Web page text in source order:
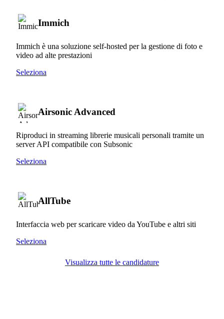
Immich
Immich è una soluzione self-hosted per la gestione di foto e
video ad alte prestazioni
Seleziona
Airsonic Advanced
Riproduci in streaming librerie musicali personali tramite un
server API compatibile con Subsonic
Seleziona
AllTube
Interfaccia web per scaricare video da YouTube e altri siti
Seleziona
Visualizza tutte le candidature